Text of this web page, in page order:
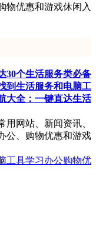
物优惠和游戏休闲入
30个生活服务类必备
到生活服务和电脑工
大全：一键直达生活
用网站、新闻资讯、
公、购物优惠和游戏
工具学习办公购物优